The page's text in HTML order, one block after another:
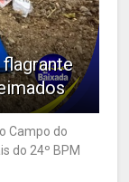
Campo do
do 24º BPM